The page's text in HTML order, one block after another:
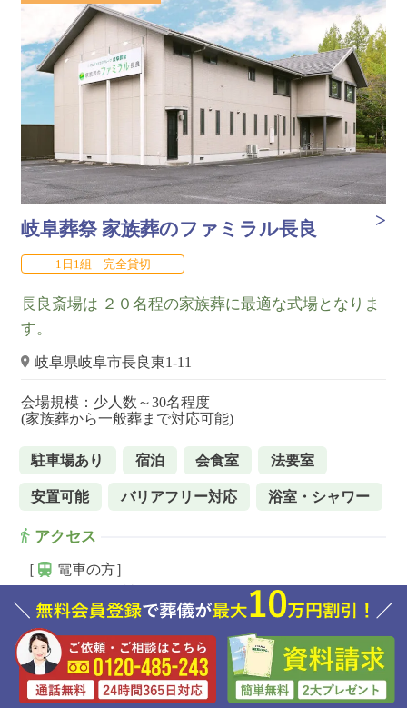
岐阜葬祭 家族葬のファミラル長良
1日1組 完全貸切
長良斎場は ２０名程の家族葬に最適な式場となりま
す。
岐阜県岐阜市長良東1-11
会場規模：少人数～30名程度
(家族葬から一般葬まで対応可能)
駐車場あり 宿泊 会食室 法要室
安置可能 バリアフリー対応 浴室・シャワー
アクセス
［
電車の方］
名鉄各務原線田神駅からタクシー15分
［
お車の方］
東海北陸自動車道 関ICより車で19分
岐大バイパス 岐南ICより車で14分